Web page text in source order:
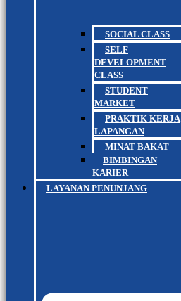
SOCIAL CLASS
SELF
DEVELOPMENT
CLASS
STUDENT
MARKET
PRAKTIK KERJA
LAPANGAN
MINAT BAKAT
BIMBINGAN
KARIER
LAYANAN PENUNJANG